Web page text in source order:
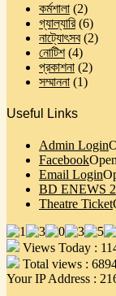
কর্মশালা (2)
গ্যাল্যারি (6)
নাট্যোৎসব (2)
নোটিশ (4)
প্রকাশনা (2)
সম্মাননা (1)
Useful Links
Admin Login
Facebook
Email Login
BD ENEWS
Theatre Ticket
Views Today :
Total views :
Your IP Address :